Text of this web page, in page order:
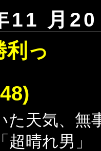
11 月
利っ
た天気、無
超晴れ男」